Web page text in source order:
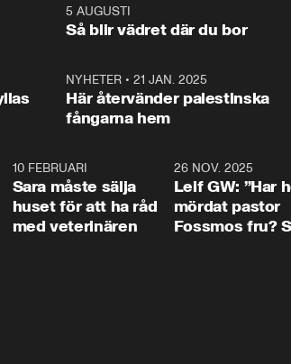
och Makten.
– Vi ställer upp i val.
vara med så sitter vi
1:065 AUGUSTI
Så blir vädret där du bor
NYHETER •21 JAN. 2025
Här återvänder palestinska
fångarna hem
10 FEBRUARI
Sara måste sälja
huset för att ha råd
med veterinären
26 NOV. 2025
Leif GW: ”Har
mördat pastor
Fossmos fru?